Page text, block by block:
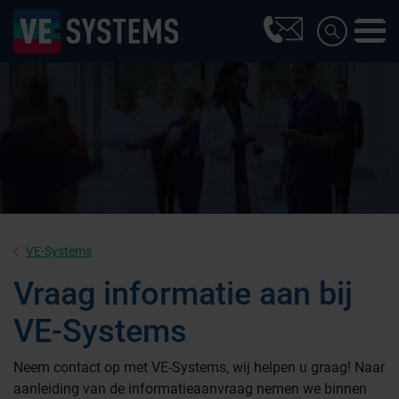
VE-Systems
Vraag informatie aan bij
VE-Systems
Neem contact op met VE-Systems, wij helpen u graag! Naar
aanleiding van de informatieaanvraag nemen we binnen
Farmaceutische industrie